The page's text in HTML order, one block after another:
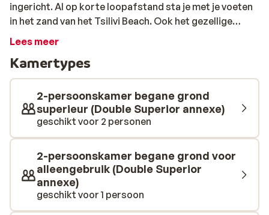
ingericht. Al op korte loopafstand sta je met je voeten
in het zand van het Tsilivi Beach. Ook het gezellige
centrum van Tsilivi is prima aan te lopen, waar je vele
rust je lekker uit en is het heerlijk vertoeven op je
ligbedje. De kamers zijn tevens van alle gemakken
voorzien; mooi afgewerkte details én voorzien van een
heerlijk balkon of terras. Het uitgebreide ontbijt wordt
geserveerd in het restaurant naast Dannas Boutique. In
dit gezellige restaurant, in Boutique stijl, is à la carte
lunchen en dineren ook mogelijk. Hier smul je van
populaire gerechten en is de keuken fantastisch!
Lees meer
Kamertypes
2-persoonskamer begane grond
superieur (Double Superior annexe)
geschikt voor 2 personen
2-persoonskamer begane grond voor
alleengebruik (Double Superior
annexe)
geschikt voor 1 persoon